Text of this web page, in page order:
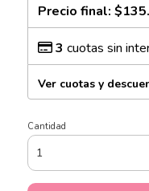
Precio final:
3 cuotas sin
Ver cuotas y
Cantidad